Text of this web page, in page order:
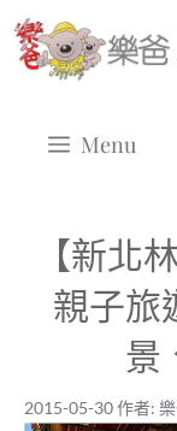
跳
至
Menu
【新北
親子旅
景
2015-05-30作者: